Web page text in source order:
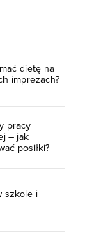
dietę na
imprezach?
pracy
– jak
posiłki?
szkole i